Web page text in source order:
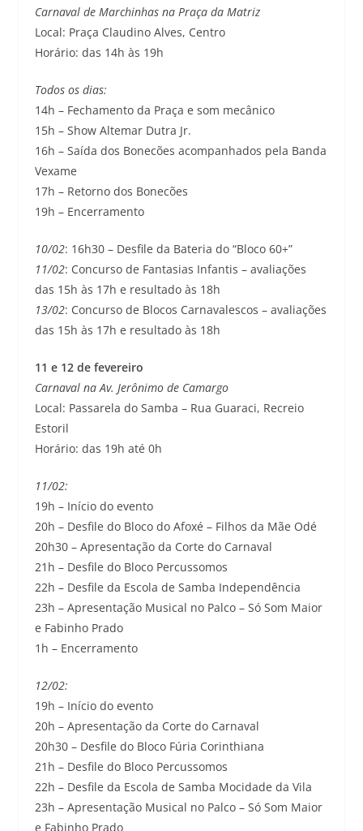
Carnaval de Marchinhas na Praça da Matriz
Local: Praça Claudino Alves, Centro
Horário: das 14h às 19h
Todos os dias:
14h – Fechamento da Praça e som mecânico
15h – Show Altemar Dutra Jr.
16h – Saída dos Bonecões acompanhados pela Banda
Vexame
17h – Retorno dos Bonecões
19h – Encerramento
10/02: 16h30 – Desfile da Bateria do “Bloco 60+”
11/02: Concurso de Fantasias Infantis – avaliações
das 15h às 17h e resultado às 18h
13/02: Concurso de Blocos Carnavalescos – avaliações
das 15h às 17h e resultado às 18h
11 e 12 de fevereiro
Carnaval na Av. Jerônimo de Camargo
Local: Passarela do Samba – Rua Guaraci, Recreio
Estoril
Horário: das 19h até 0h
11/02:
19h – Início do evento
20h – Desfile do Bloco do Afoxé – Filhos da Mãe Odé
20h30 – Apresentação da Corte do Carnaval
21h – Desfile do Bloco Percussomos
22h – Desfile da Escola de Samba Independência
23h – Apresentação Musical no Palco – Só Som Maior
e Fabinho Prado
1h – Encerramento
12/02:
19h – Início do evento
20h – Apresentação da Corte do Carnaval
20h30 – Desfile do Bloco Fúria Corinthiana
21h – Desfile do Bloco Percussomos
22h – Desfile da Escola de Samba Mocidade da Vila
23h – Apresentação Musical no Palco – Só Som Maior
e Fabinho Prado